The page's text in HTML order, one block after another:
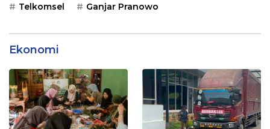
Telkomsel Ganjar Pranowo
Ekonomi